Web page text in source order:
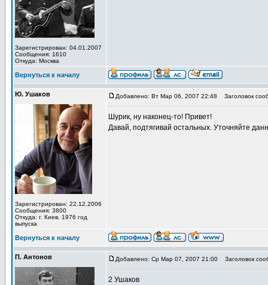
Зарегистрирован: 04.01.2007
Сообщения: 1610
Откуда: Москва
Вернуться к началу
Ю. Ушаков
Зарегистрирован: 22.12.2006
Сообщения: 3800
Откуда: г. Киев. 1976 год
выпуска
Добавлено: Вт Мар 06, 2007 22:48 Заголовок
Шурик, ну наконец-то! Привет!
Давай, подтягивай остальных. Уточняйте
Вернуться к началу
П. Антонов Добавлено: Ср Мар 07, 2007 21:00 Заголовок
2 Ушаков